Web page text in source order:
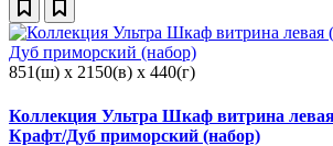
851(ш) x 2150(в) x 440(г)
Коллекция Ультра Шкаф витрина
Крафт/Дуб приморский (набор)